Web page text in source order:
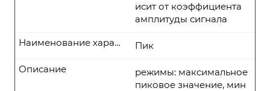
исит от коэффициента
амплитуды сигнала
Пик
Наименование характеристики
режимы: максимальное
пиковое значение, мин
Описание